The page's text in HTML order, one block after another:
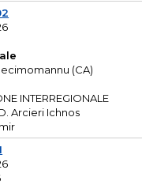
(CA)
INTERREGIONALE
Arcieri Ichnos